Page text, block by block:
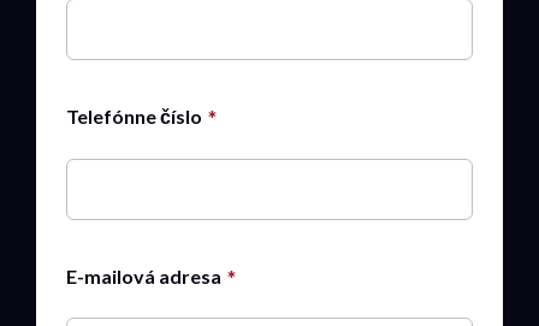
Telefónne číslo
E-mailová adresa